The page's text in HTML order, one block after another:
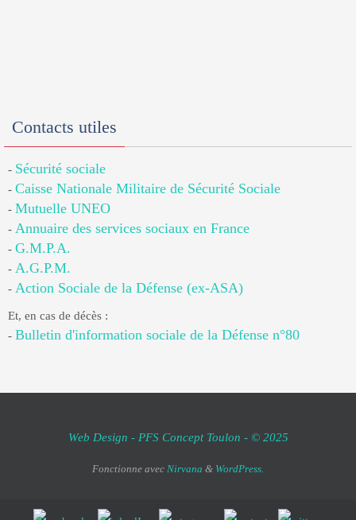
Contacts utiles
- Sécurité sociale
- Caisse Nationale Militaire de Sécurité Sociale
- Mutuelle UNEO
- Annuaire des services sociaux en France
- G.M.P.A.
- A.G.P.M.
- Action Sociale de la Défense (ex-ASA)
Et, en cas de décès :
- Bulletin d'information sociale de la Défense n°80
Web Design - PFS Concept Toulon - © 2025
Fonctionne avec Nirvana & WordPress.